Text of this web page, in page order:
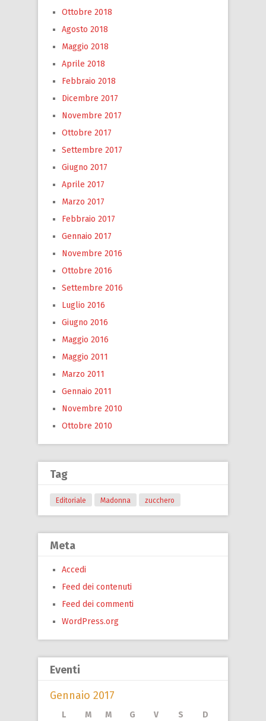
Ottobre 2018
Agosto 2018
Maggio 2018
Aprile 2018
Febbraio 2018
Dicembre 2017
Novembre 2017
Ottobre 2017
Settembre 2017
Giugno 2017
Aprile 2017
Marzo 2017
Febbraio 2017
Gennaio 2017
Novembre 2016
Ottobre 2016
Settembre 2016
Luglio 2016
Giugno 2016
Maggio 2016
Maggio 2011
Marzo 2011
Gennaio 2011
Novembre 2010
Ottobre 2010
Tag
Editoriale Madonna zucchero
Meta
Accedi
Feed dei contenuti
Feed dei commenti
WordPress.org
Eventi
Gennaio 2017
L M M G V S
D